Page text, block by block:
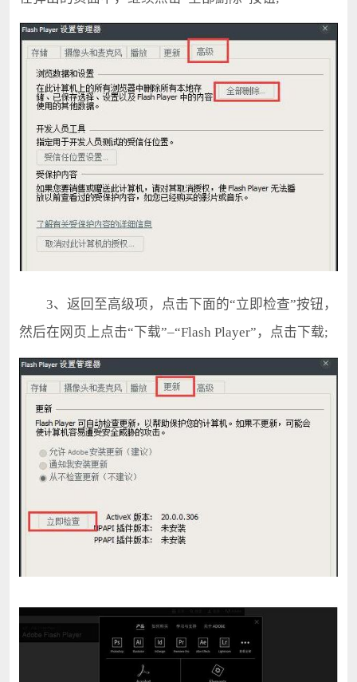
3、返回至高级项，点击下面的“立即检查”按钮，
然后在网页上点击“下载”–“Flash Player”，点击下载;